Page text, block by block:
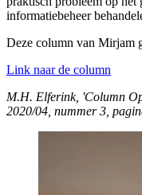
informatiebeheer
Deze column van Mirjam
Link naar de column
M.H. Elferink, 'Column
2020/04, nummer 3,